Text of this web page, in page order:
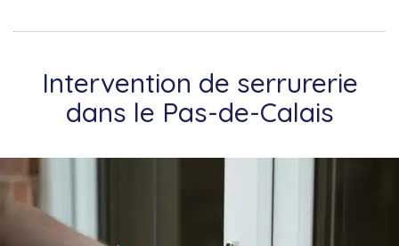
Intervention de serrurerie
dans le Pas-de-Calais